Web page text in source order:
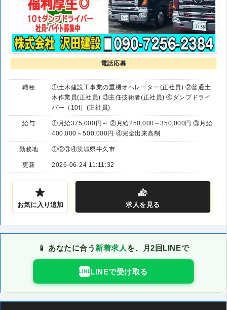
電話応募
職種
①土木建設工事業の重機オペレーター(正社員) ②普通土
木作業員(正社員) ③主任技術者(正社員) ④ダンプドライ
バー（10t）(正社員)
給与
①月給375,000円～ ②月給250,000～350,000円 ③月給
400,000～500,000円 ④完全出来高制
勤務地 ①②③④茨城県牛久市
更新 2026-06-24 11:11:32
お気に入り追加 求人を見る
📱 あなたに合う 新着求人 を、月2回LINEで
LINELINEで受け取る